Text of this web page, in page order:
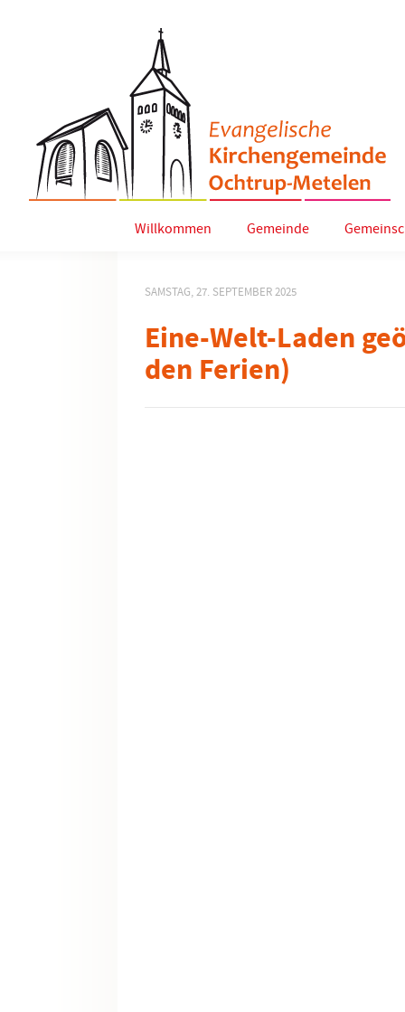
Willkommen Gemeinde
SAMSTAG, 27. SEPTEMBER 2025
Eine-Welt-Laden
den Ferien)